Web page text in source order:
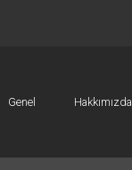
Genel Hakkımızda